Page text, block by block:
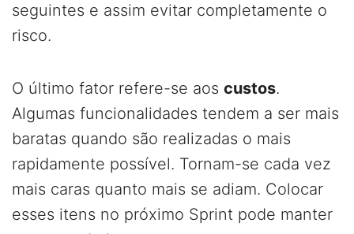
seguintes e assim evitar completamente o
risco.
O último fator refere-se aos custos.
Algumas funcionalidades tendem a ser mais
baratas quando são realizadas o mais
rapidamente possível. Tornam-se cada vez
mais caras quanto mais se adiam. Colocar
esses itens no próximo Sprint pode manter